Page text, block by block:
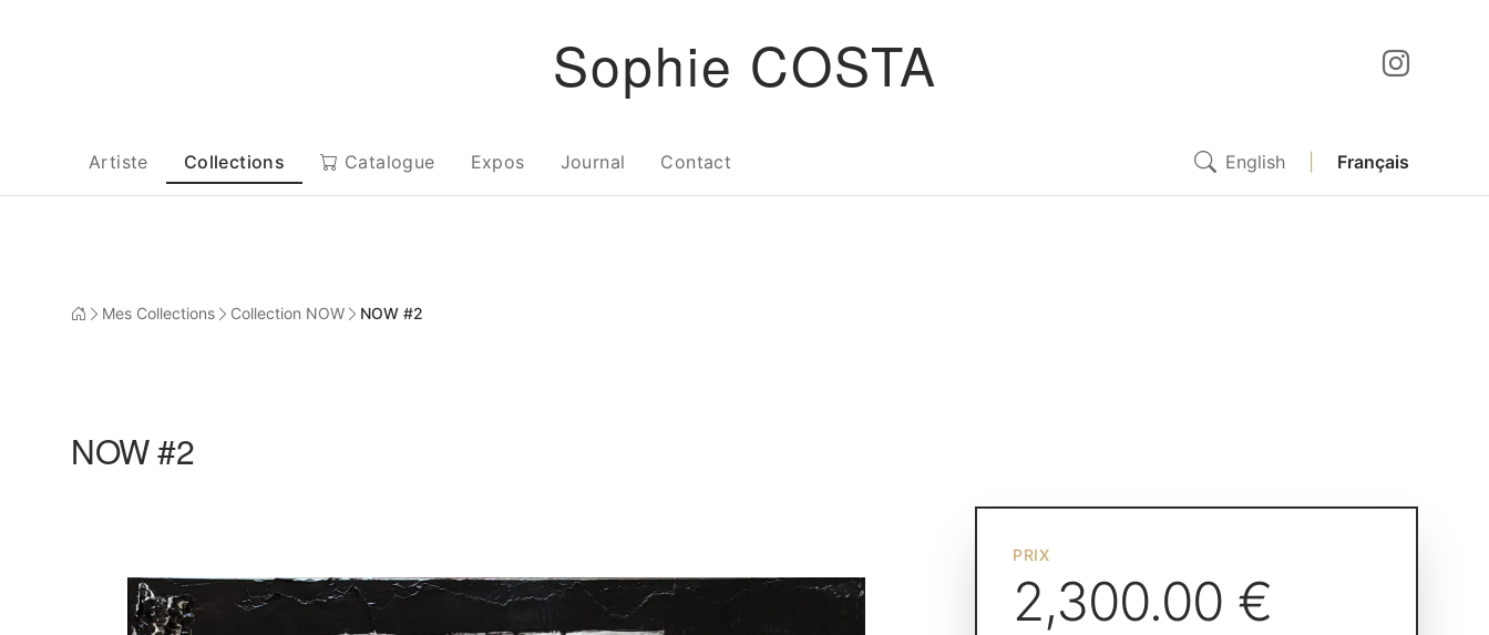
Sophie COSTA
Artiste Collections Catalogue Expos Journal Contact English Français
Mes Collections Collection NOW NOW #2
NOW #2
PRIX
2,300.00 €